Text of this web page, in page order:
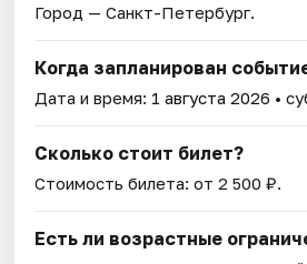
Город — Санкт-Петербург.
Когда запланирован
Дата и время: 1 августа 2026 •
Сколько стоит билет?
Стоимость билета: от 2 500 ₽.
Есть ли возрастные